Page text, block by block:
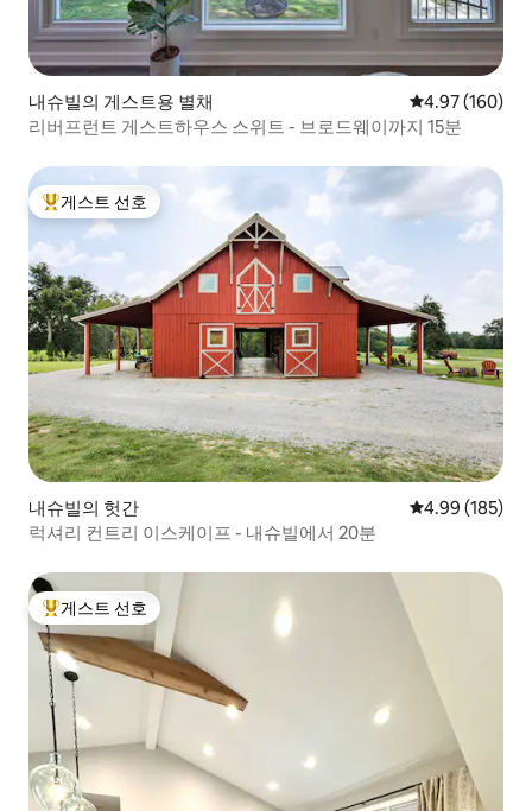
내슈빌의 게스트용 별채 평점 4.97점(5
4.97 (160)
리버프런트 게스트하우스 스위트 - 브로드웨이까지 15분
상위 게스트 선호
게스트 선호
내슈빌의 헛간 평점 4.99점(5
4.99 (185)
럭셔리 컨트리 이스케이프 - 내슈빌에서 20분
상위 게스트 선호
게스트 선호